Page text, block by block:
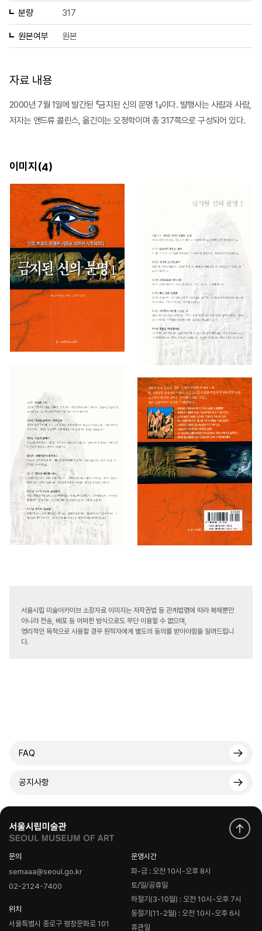
분량 317
원본여부 원본
자료 내용
2000년 7월 1일에 발간된 『금지된 신의 문명 1』이다. 발행사는 사람과 사람,
저자는 앤드류 콜린스, 옮긴이는 오정학이며 총 317쪽으로 구성되어 있다.
이미지(4)
서울시립 미술아카이브 소장자료 이미지는 저작권법 등 관계법령에 따라 복제뿐만
아니라 전송, 배포 등 어떠한 방식으로도 무단 이용할 수 없으며,
영리적인 목적으로 사용할 경우 원작자에게 별도의 동의를 받아야함을 알려드립니
다.
FAQ
공지사항
문의
semaaa@seoul.go.kr
02-2124-7400
위치
서울특별시 종로구 평창문화로 101
운영시간
화-금 : 오전 10시-오후 8시
토/일/공휴일
하절기(3-10월) : 오전 10시-오후 7시
동절기(11-2월) : 오전 10시-오후 6시
휴관일